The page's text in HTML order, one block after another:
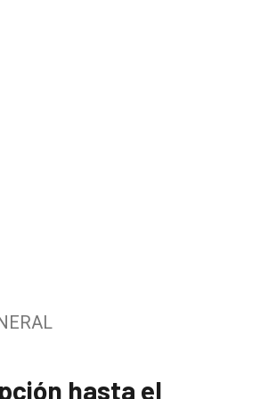
hasta el